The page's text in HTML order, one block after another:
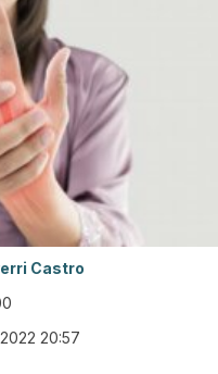
Castro
20:57